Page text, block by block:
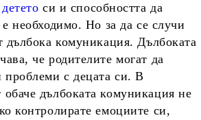
детето си и способността да
необходимо. Но за да се случи
дълбока комуникация. Дълбоката
че родителите могат да
проблеми с децата си. В
дълбоката комуникация не
контролирате емоциите си,